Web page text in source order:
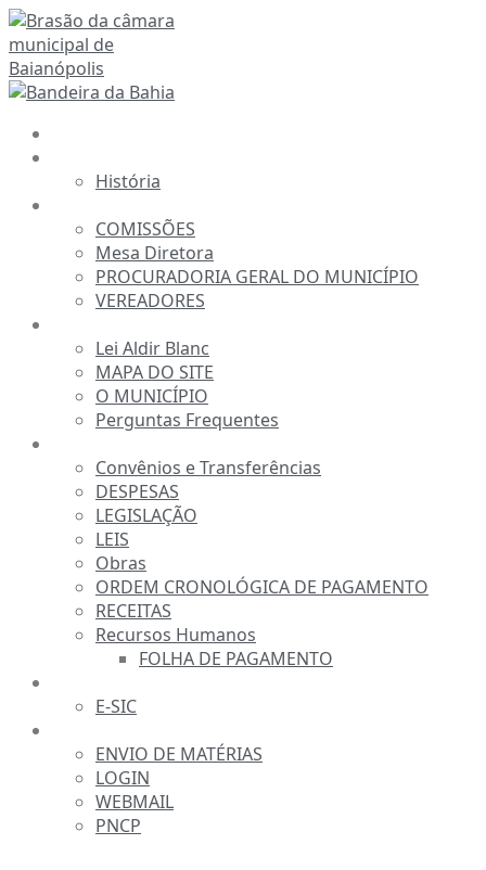
Ir
para
o
conteúdo
História
COMISSÕES
Mesa Diretora
PROCURADORIA GERAL DO MUNICÍPIO
VEREADORES
Lei Aldir Blanc
MAPA DO SITE
O MUNICÍPIO
Perguntas Frequentes
Convênios e Transferências
DESPESAS
LEGISLAÇÃO
LEIS
Obras
ORDEM CRONOLÓGICA DE PAGAMENTO
RECEITAS
Recursos Humanos
FOLHA DE PAGAMENTO
E-SIC
ENVIO DE MATÉRIAS
LOGIN
WEBMAIL
PNCP